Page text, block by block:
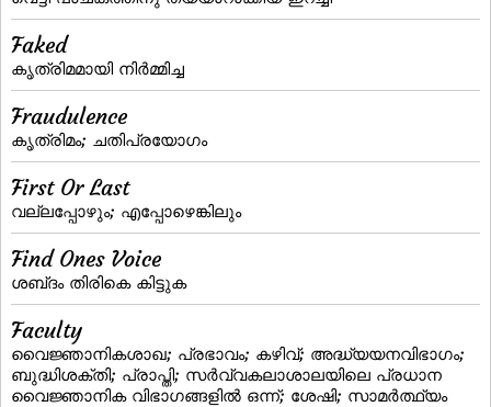
Faked
കൃത്രിമമായി നിര്‍മ്മിച്ച
Fraudulence
കൃത്രിമം; ചതിപ്രയോഗം
First Or Last
വല്ലപ്പോഴും; എപ്പോഴെങ്കിലും
Find Ones Voice
ശബ്‌ദം തിരികെ കിട്ടുക
Faculty
വൈജ്ഞാനികശാഖ; പ്രഭാവം; കഴിവ്‌; അദ്ധ്യയനവിഭാഗം;
ബുദ്ധിശക്തി; പ്രാപ്തി; സര്‍വ്വകലാശാലയിലെ പ്രധാന
വൈജ്ഞാനിക വിഭാഗങ്ങളില്‍ ഒന്ന്‌; ശേഷി; സാമര്‍ത്ഥ്യം